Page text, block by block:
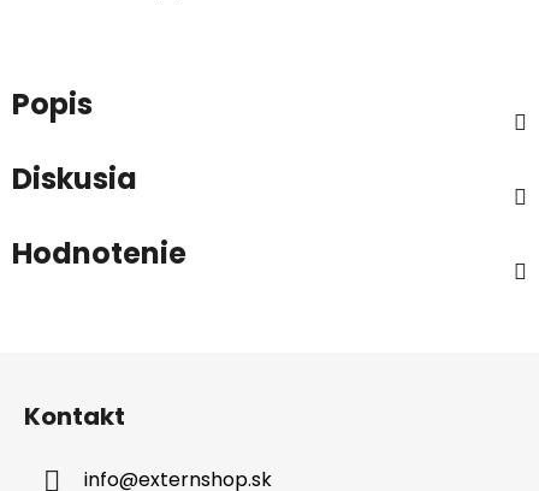
Popis
Diskusia
Hodnotenie
Kontakt
info@externshop.sk